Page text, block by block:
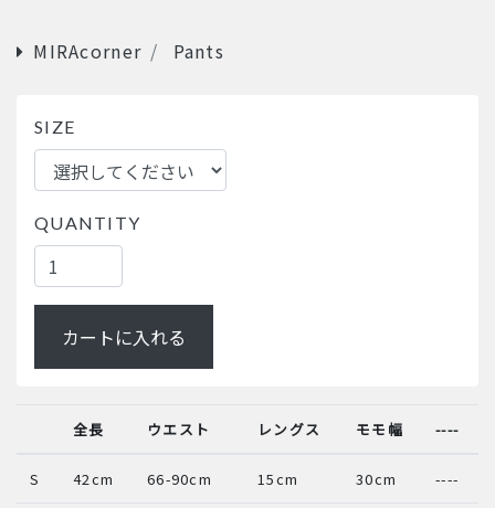
MIRAcorner Pants
SIZE
QUANTITY
カートに入れる
全長 ウエスト レングス モモ幅 ----
S 42cm 66-90cm 15cm 30cm ----